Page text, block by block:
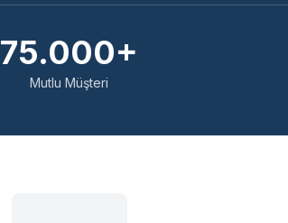
75.000+
Mutlu Müşteri